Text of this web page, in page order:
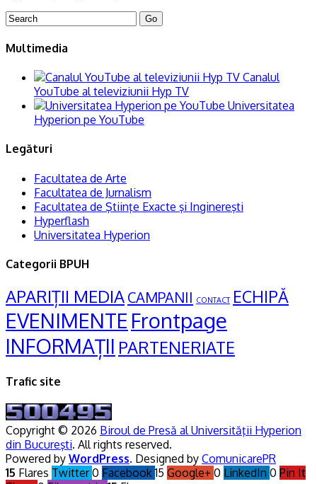
Multimedia
Canalul
YouTube al televiziunii Hyp TV
Universitatea
Hyperion pe YouTube
Legături
Facultatea de Arte
Facultatea de Jurnalism
Facultatea de Ştiinţe Exacte şi Inginereşti
Hyperflash
Universitatea Hyperion
Categorii BPUH
APARIȚII MEDIACAMPANII CONTACT ECHIPĂ
EVENIMENTE Frontpage
INFORMAȚII PARTENERIATE
Trafic site
Copyright © 2026 Biroul de Presă al Universităţii Hyperion
din Bucureşti. All rights reserved.
Powered by WordPress. Designed by ComunicarePR
15 Flares Twitter 0 Facebook 15 Google+ 0 LinkedIn 0 Pin It